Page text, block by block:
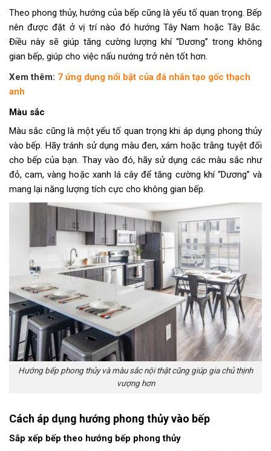
Theo phong thủy, hướng của bếp cũng là yếu tố quan trọng. Bếp
nên được đặt ở vị trí nào đó hướng Tây Nam hoặc Tây Bắc.
Điều này sẽ giúp tăng cường lượng khí “Dương” trong không
gian bếp, giúp cho việc nấu nướng trở nên tốt hơn.
Xem thêm: 7 ứng dụng nổi bật của đá nhân tạo gốc thạch
anh
Màu sắc
Màu sắc cũng là một yếu tố quan trọng khi áp dụng phong thủy
vào bếp. Hãy tránh sử dụng màu đen, xám hoặc trắng tuyệt đối
cho bếp của bạn. Thay vào đó, hãy sử dụng các màu sắc như
đỏ, cam, vàng hoặc xanh lá cây để tăng cường khí “Dương” và
mang lại năng lượng tích cực cho không gian bếp.
Hướng bếp phong thủy và màu sắc nội thật cũng giúp gia chủ thịnh
vượng hơn
Cách áp dụng hướng phong thủy vào bếp
Sắp xếp bếp theo hướng bếp phong thủy